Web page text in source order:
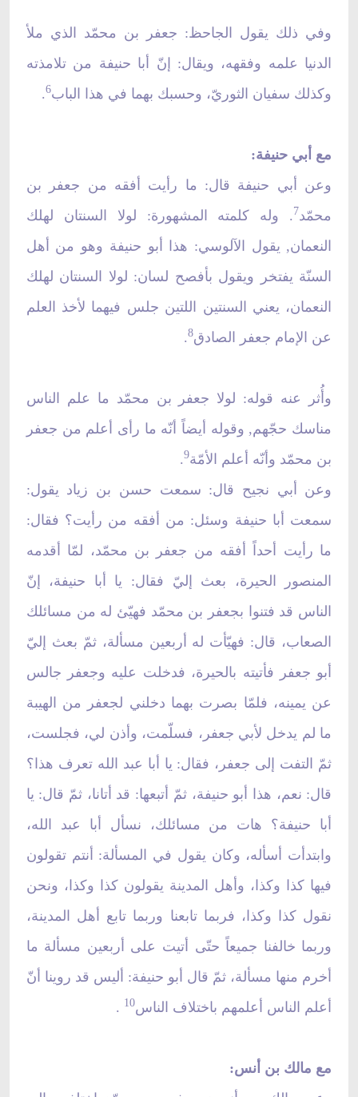
وفي ذلك يقول الجاحظ: جعفر بن محمّد الذي ملأ
الدنيا علمه وفقهه، ويقال: إنّ أبا حنيفة من تلامذته
وكذلك سفيان الثوريّ، وحسبك بهما في هذا الباب6
.
مع أبي حنيفة:
وعن أبي حنيفة قال: ما رأيت أفقه من جعفر بن
محمّد7 . وله كلمته المشهورة: لولا السنتان لهلك
النعمان, يقول الآلوسي: هذا أبو حنيفة وهو من أهل
السنّة يفتخر ويقول بأفصح لسان: لولا السنتان لهلك
النعمان، يعني السنتين اللتين جلس فيهما لأخذ العلم
عن الإمام جعفر الصادق8
.
وأُثر عنه قوله: لولا جعفر بن محمّد ما علم الناس
مناسك حجّهم, وقوله أيضاً أنّه ما رأى أعلم من جعفر
بن محمّد وأنّه أعلم الأمّة9
.
وعن أبي نجيح قال: سمعت حسن بن زياد يقول:
سمعت أبا حنيفة وسئل: من أفقه من رأيت؟ فقال:
ما رأيت أحداً أفقه من جعفر بن محمّد، لمّا أقدمه
المنصور الحيرة، بعث إليّ فقال: يا أبا حنيفة، إنّ
الناس قد فتنوا بجعفر بن محمّد فهيّئ له من مسائلك
الصعاب، قال: فهيّأت له أربعين مسألة، ثمّ بعث إليّ
أبو جعفر فأتيته بالحيرة، فدخلت عليه وجعفر جالس
عن يمينه، فلمّا بصرت بهما دخلني لجعفر من الهيبة
ما لم يدخل لأبي جعفر، فسلّمت، وأذن لي، فجلست،
ثمّ التفت إلى جعفر، فقال: يا أبا عبد الله تعرف هذا؟
قال: نعم، هذا أبو حنيفة، ثمّ أتبعها: قد أتانا، ثمّ قال: يا
أبا حنيفة؟ هات من مسائلك، نسأل أبا عبد الله،
وابتدأت أسأله، وكان يقول في المسألة: أنتم تقولون
فيها كذا وكذا، وأهل المدينة يقولون كذا وكذا، ونحن
نقول كذا وكذا، فربما تابعنا وربما تابع أهل المدينة،
وربما خالفنا جميعاً حتّى أتيت على أربعين مسألة ما
أخرم منها مسألة، ثمّ قال أبو حنيفة: أليس قد روينا أنّ
أعلم الناس أعلمهم باختلاف الناس10
.
مع مالك بن أنس: